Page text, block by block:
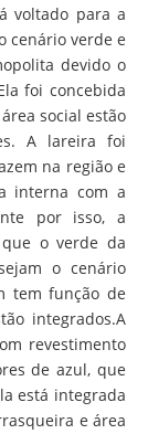
voltado para a
cenário verde e
devido o
foi concebida
social estão
A lareira foi
na região e
interna com a
por isso, a
o verde da
o cenário
tem função de
integrados.A
revestimento
de azul, que
está integrada
e área